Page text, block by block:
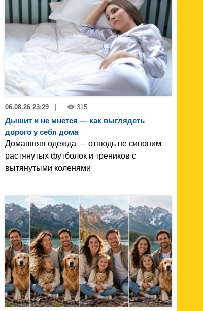
06.08.26 23:29 315
Дышит и не мнется — как выглядеть
дорого у себя дома
Домашняя одежда — отнюдь не синоним
растянутых футболок и треников с
вытянутыми коленями